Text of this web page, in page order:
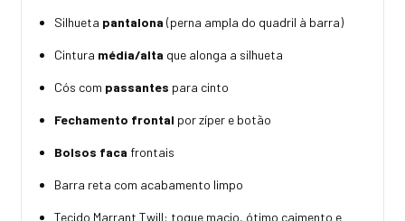
Silhueta pantalona (perna ampla do quadril à barra)
Cintura média/alta que alonga a silhueta
Cós com passantes para cinto
Fechamento frontal por zíper e botão
Bolsos faca frontais
Barra reta com acabamento limpo
Tecido Marrant Twill: toque macio, ótimo caimento e